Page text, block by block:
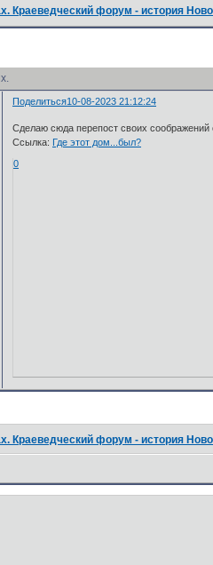
форум - история
Поделиться10-08-2023 21:12:24
Сделаю сюда перепост своих
Ссылка: Где этот дом...был?
0
форум - история